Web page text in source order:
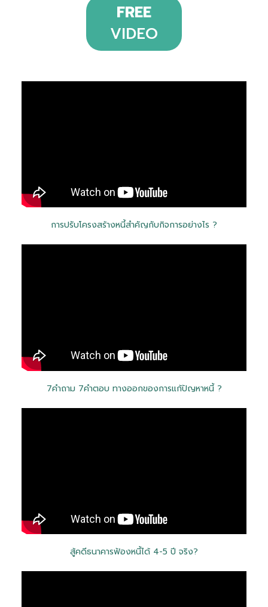
FREE
VIDEO
การปรับโครงสร้างหนี้สำคัญกับกิจการอย่างไร ?
7คำถาม 7คำตอบ ทางออกของการแก้ปัญหาหนี้ ?
สู้คดีธนาคารฟ้องหนี้ได้ 4-5 ปี จริง?